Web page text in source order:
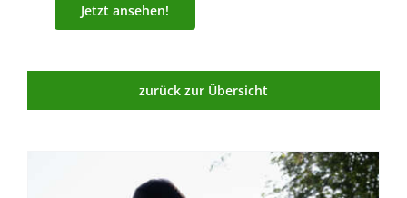
Jetzt ansehen!
zurück zur Übersicht